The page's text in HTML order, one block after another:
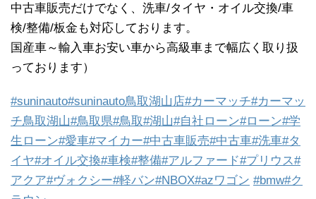
中古車販売だけでなく、洗車/タイヤ・オイル交換/車
検/整備/板金も対応しております。
国産車～輸入車お安い車から高級車まで幅広く取り扱
っております）
#suninauto#suninauto鳥取湖山店#カーマッチ#カーマッ
チ鳥取湖山#鳥取県#鳥取#湖山#自社ローン#ローン#学
生ローン#愛車#マイカー#中古車販売#中古車#洗車#タ
イヤ#オイル交換#車検#整備#アルファード#プリウス#
アクア#ヴォクシー#軽バン#NBOX#azワゴン #bmw#ク